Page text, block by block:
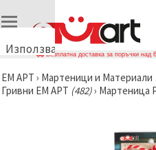
Използваме
🍪
Използваме
Безплатна доставка за поръчки над
ЕМ АРТ › Мартеници и Материали
Гривни ЕМ АРТ (482)› Мартеница